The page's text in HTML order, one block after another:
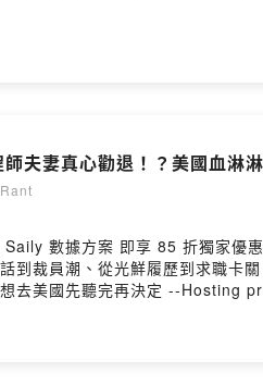
夫妻真心勸退！？美國血淋
方案 即享 85 折獨家優惠！ 趕快下載 Saily
到裁員潮、從光鮮履歷到求職卡
去美國先聽完再決定 --Hosting